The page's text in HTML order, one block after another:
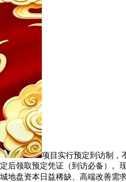
项目实行预定到访制，
领取预定凭证（到访必备）
地盘资本日益稀缺、高端改善需